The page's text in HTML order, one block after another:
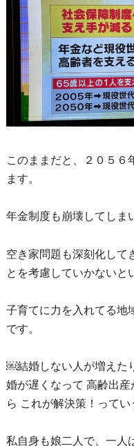
このままだと、２０５６
ます。
年金制度も崩壊してしま
空き家問題も深刻化して
とを考慮していかないと
子育てに力を入れてる地
です。
￼結婚しない人が増えた
婚が遅くなって 高齢出
ら これが解決策！ってい
私自身も娘二人で、一人